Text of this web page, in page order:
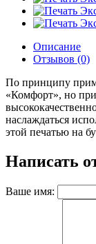
Описание
Отзывов (0)
По принципу
«Комфорт», но
наслаждаться
этой печатью на
Написать
Ваше имя: